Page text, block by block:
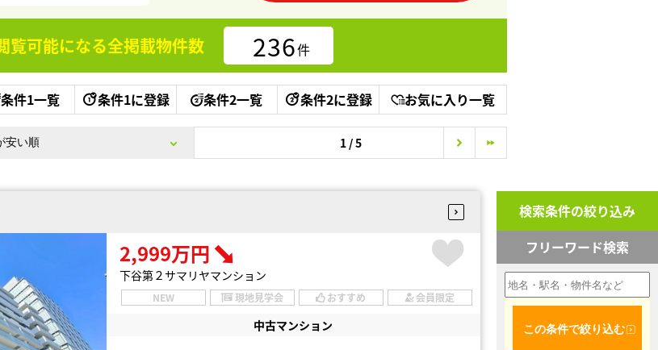
覧可能になる全掲載物件数 236件
条件1一覧 条件1に登録 条件2一覧 条件2に登録 お気に入り一覧
1 / 5
2,999万円
下谷第２サマリヤマンション
NEW 現地見学会 おすすめ 会員限定
中古マンション
検索条件の絞り込み
フリーワード検索
この条件で絞り込む